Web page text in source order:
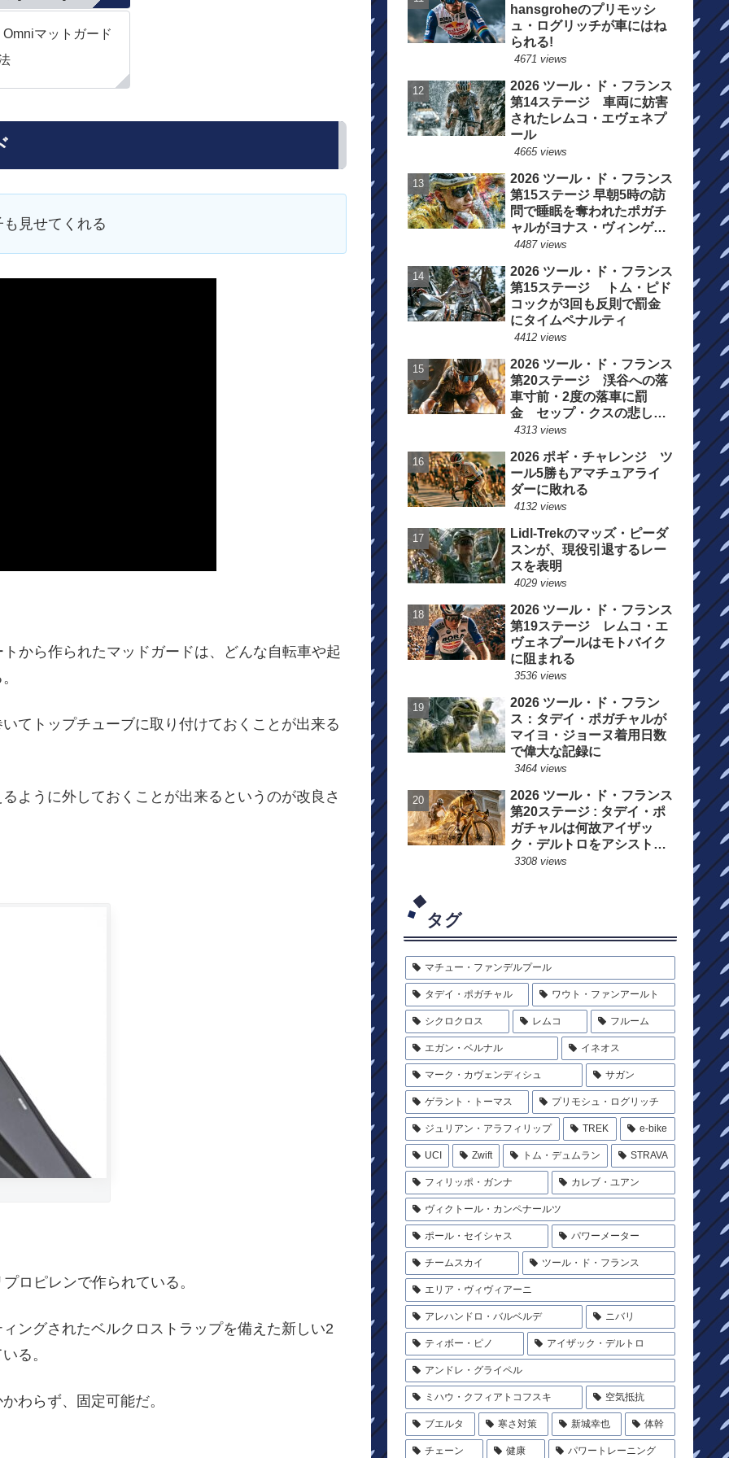
マットガード
見せてくれる
から作られたマッドガードは、どんな自転車や起
てトップチューブに取り付けておくことが出来る
ように外しておくことが出来るというのが改良さ
ロピレンで作られている。
ングされたベルクロストラップを備えた新しい2
る。
わらず、固定可能だ。
hansgroheのプリモッシ
ュ・ログリッチが車にはね
られる!
4671 views
2026 ツール・ド・フランス
第14ステージ 車両に妨害
されたレムコ・エヴェネプ
ール
4665 views
2026 ツール・ド・フランス
第15ステージ 早朝5時の訪
問で睡眠を奪われたポガチ
ャルがヨナス・ヴィンゲゴ
ーの離脱を惜しむ
4487 views
2026 ツール・ド・フランス
第15ステージ トム・ピド
コックが3回も反則で罰金
にタイムペナルティ
4412 views
2026 ツール・ド・フランス
第20ステージ 渓谷への落
車寸前・2度の落車に罰
金 セップ・クスの悲しい
一日
4313 views
2026 ポギ・チャレンジ ツ
ール5勝もアマチュアライ
ダーに敗れる
4132 views
Lidl-Trekのマッズ・ピーダ
スンが、現役引退するレー
スを表明
4029 views
2026 ツール・ド・フランス
第19ステージ レムコ・エ
ヴェネプールはモトバイク
に阻まれる
3536 views
2026 ツール・ド・フラン
ス：タデイ・ポガチャルが
マイヨ・ジョーヌ着用日数
で偉大な記録に
3464 views
2026 ツール・ド・フランス
第20ステージ : タデイ・ポ
ガチャルは何故アイザッ
ク・デルトロをアシストし
たのか?
3308 views
タグ
マチュー・ファンデルプール
タデイ・ポガチャル ワウト・ファンアールト
シクロクロス レムコ フルーム
エガン・ベルナル イネオス
マーク・カヴェンディシュ サガン
ゲラント・トーマス プリモシュ・ログリッチ
ジュリアン・アラフィリップ TREK e-bike
UCI Zwift トム・デュムラン STRAVA
フィリッポ・ガンナ カレブ・ユアン
ヴィクトール・カンペナールツ
ポール・セイシャス パワーメーター
チームスカイ ツール・ド・フランス
エリア・ヴィヴィアーニ
アレハンドロ・バルベルデ ニバリ
ティボー・ピノ アイザック・デルトロ
アンドレ・グライペル
ミハウ・クフィアトコフスキ 空気抵抗
ブエルタ 寒さ対策 新城幸也 体幹
チェーン 健康 パワートレーニング